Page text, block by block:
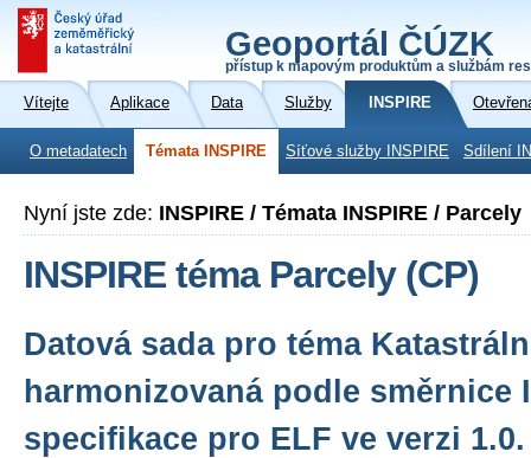
Geoportál ČÚZK
přístup k mapovým produktům a službám
Vítejte Aplikace Data Služby INSPIRE
O metadatech Témata INSPIRE Síťové služby INSPIRE Sdílení
Nyní jste zde: INSPIRE / Témata INSPIRE / Parcely
INSPIRE téma Parcely (CP)
Datová sada pro téma
harmonizovaná podle směrnice
specifikace pro ELF ve verzi